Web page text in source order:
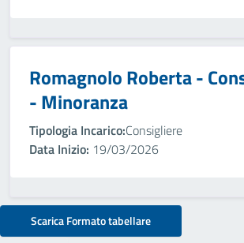
Romagnolo Roberta -
- Minoranza
Tipologia Incarico:Consigliere
Data Inizio: 19/03/2026
Scarica Formato tabellare